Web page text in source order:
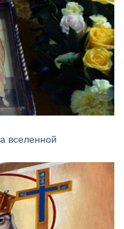
вселенной